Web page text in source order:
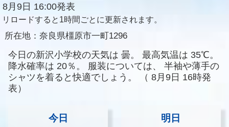
8月9日 16:00発表
リロードすると1時間ごとに更新されます。
所在地： 奈良県橿原市一町1296
今日の新沢小学校の天気は 曇。 最高気温は 35℃。
降水確率は 20％。 服装については、
半袖や薄手の
シャツを着ると快適でしょう。
（ 8月9日 16時発
表）
今日 明日